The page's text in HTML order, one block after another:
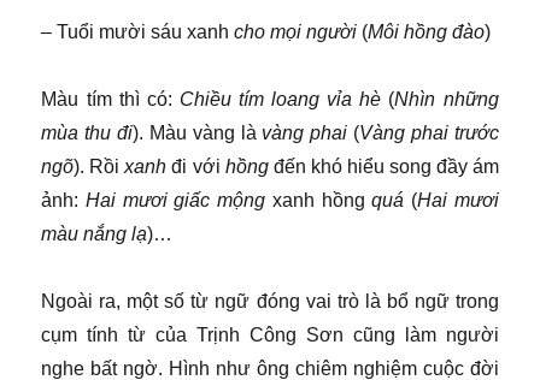
– Tuổi mười sáu xanh cho mọi người (Môi hồng đào)
Màu tím thì có: Chiều tím loang vỉa hè (Nhìn những
mùa thu đi). Màu vàng là vàng phai (Vàng phai trước
ngõ). Rồixanh đi với hồngđến khó hiểu song đầy ám
ảnh:Hai mươi giấc mộng xanh hồng quá (Hai mươi
màu nắng lạ)…
Ngoài ra, một số từ ngữ đóng vai trò là bổ ngữ trong
cụm tính từ của Trịnh Công Sơn cũng làm người
nghe bất ngờ. Hình như ông chiêm nghiệm cuộc đời